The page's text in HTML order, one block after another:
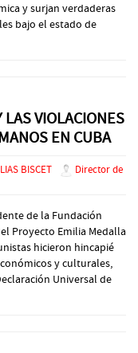
y surjan verdaderas
bajo el estado de
LAS VIOLACIONES
EN CUBA
BISCET
Director de
de la Fundación
Proyecto Emilia Medalla
hicieron hincapié
y culturales,
Universal de